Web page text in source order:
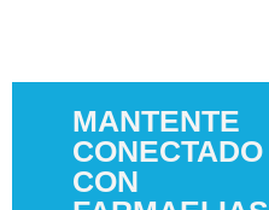
MANTENTE
CONECTADO
CON